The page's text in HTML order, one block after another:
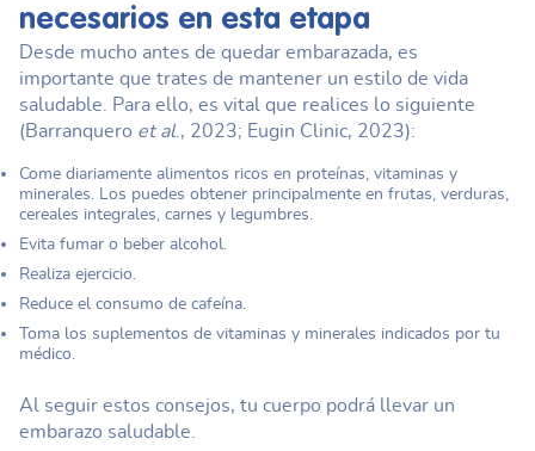
necesarios en esta etapa
Desde mucho antes de quedar embarazada, es
importante que trates de mantener un estilo de vida
saludable. Para ello, es vital que realices lo siguiente
(Barranquero et al ., 2023; Eugin Clinic, 2023):
Come diariamente alimentos ricos en proteínas, vitaminas y
minerales. Los puedes obtener principalmente en frutas, verduras,
cereales integrales, carnes y legumbres.
Evita fumar o beber alcohol.
Realiza ejercicio.
Reduce el consumo de cafeína.
Toma los suplementos de vitaminas y minerales indicados por tu
médico.
Al seguir estos consejos, tu cuerpo podrá llevar un
embarazo saludable.